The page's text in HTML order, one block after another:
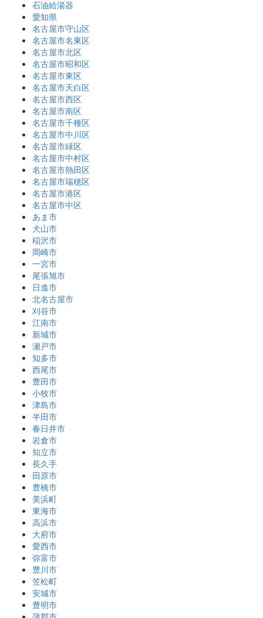
石油給湯器
愛知県
名古屋市守山区
名古屋市名東区
名古屋市北区
名古屋市昭和区
名古屋市東区
名古屋市天白区
名古屋市西区
名古屋市南区
名古屋市千種区
名古屋市中川区
名古屋市緑区
名古屋市中村区
名古屋市熱田区
名古屋市瑞穂区
名古屋市港区
名古屋市中区
あま市
犬山市
稲沢市
岡崎市
一宮市
尾張旭市
日進市
北名古屋市
刈谷市
江南市
新城市
瀬戸市
知多市
西尾市
豊田市
小牧市
津島市
半田市
春日井市
岩倉市
知立市
長久手
田原市
豊橋市
美浜町
東海市
高浜市
大府市
愛西市
弥富市
豊川市
笠松町
安城市
豊明市